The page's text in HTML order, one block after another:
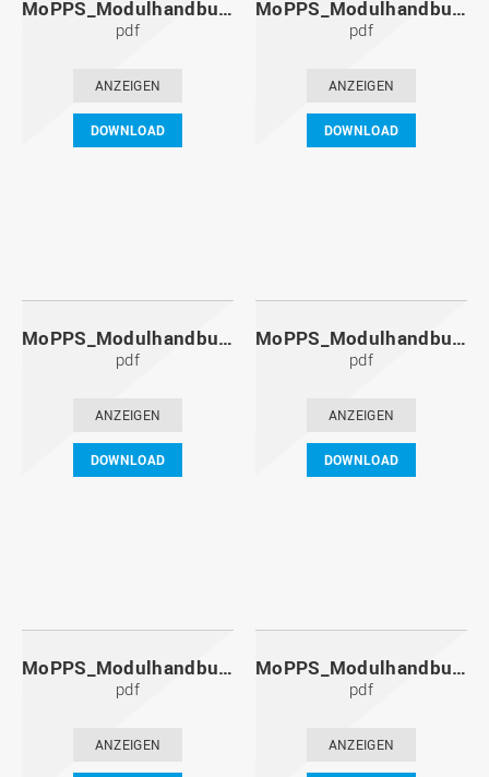
MoPPS_Modulhandbuch_20131201.pdf
pdf
ANZEIGEN
DOWNLOAD
MoPPS_Modulhandbuch_20130601.pdf
pdf
ANZEIGEN
DOWNLOAD
MoPPS_Modulhandbuch_20121201.pdf
pdf
ANZEIGEN
DOWNLOAD
MoPPS_Modulhandbuch_20120601.pdf
pdf
ANZEIGEN
DOWNLOAD
MoPPS_Modulhandbuch_20111201.pdf
pdf
ANZEIGEN
MoPPS_Modulhandbuch_20110601.pdf
pdf
ANZEIGEN